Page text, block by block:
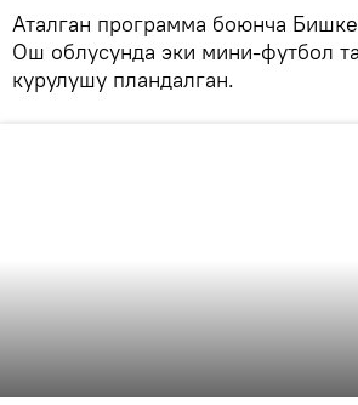
Аталган программа боюнча
Ош облусунда эки мини-футбол
курулушу пландалган.